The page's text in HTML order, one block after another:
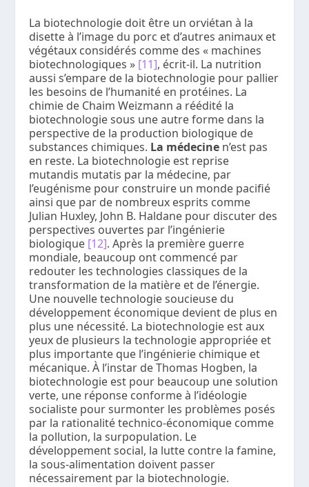
La biotechnologie doit être un orviétan à la
disette à l’image du porc et d’autres animaux et
végétaux considérés comme des « machines
biotechnologiques » [11], écrit-il. La nutrition
aussi s’empare de la biotechnologie pour pallier
les besoins de l’humanité en protéines. La
chimie de Chaim Weizmann a réédité la
biotechnologie sous une autre forme dans la
perspective de la production biologique de
substances chimiques. La médecine n’est pas
en reste. La biotechnologie est reprise
mutandis mutatis par la médecine, par
l’eugénisme pour construire un monde pacifié
ainsi que par de nombreux esprits comme
Julian Huxley, John B. Haldane pour discuter des
perspectives ouvertes par l’ingénierie
biologique [12]. Après la première guerre
mondiale, beaucoup ont commencé par
redouter les technologies classiques de la
transformation de la matière et de l’énergie.
Une nouvelle technologie soucieuse du
développement économique devient de plus en
plus une nécessité. La biotechnologie est aux
yeux de plusieurs la technologie appropriée et
plus importante que l’ingénierie chimique et
mécanique. À l’instar de Thomas Hogben, la
biotechnologie est pour beaucoup une solution
verte, une réponse conforme à l’idéologie
socialiste pour surmonter les problèmes posés
par la rationalité technico-économique comme
la pollution, la surpopulation. Le
développement social, la lutte contre la famine,
la sous-alimentation doivent passer
nécessairement par la biotechnologie.